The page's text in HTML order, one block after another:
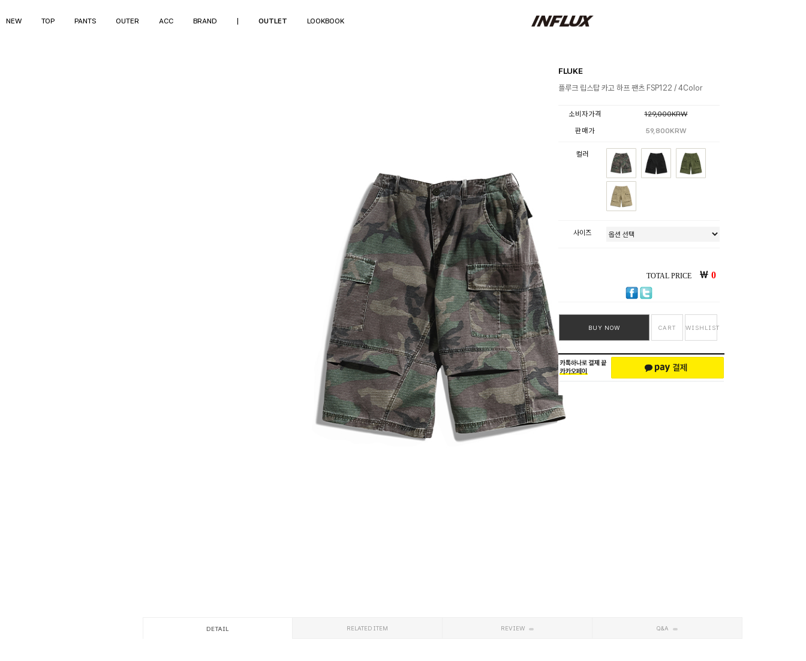
NEW TOP PANTS OUTER ACC BRAND OUTLET LOOKBOOK
FLUKE
플루크 립스탑 카고 하프 팬츠 FSP122 / 4Color
소비자가격
129,000KRW
판매가
59,800KRW
컬러
사이즈
TOTAL PRICE ￦ 0
BUY NOW CART WISHLIST
DETAIL RELATED ITEM REVIEW Q&A